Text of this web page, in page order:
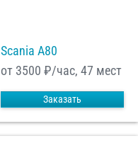
Scania A80
от 3500 ₽/час, 47 мест
Заказать